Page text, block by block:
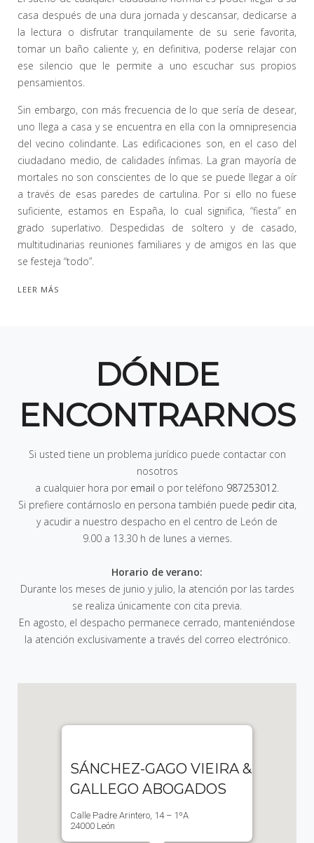
casa después de una dura jornada y descansar, dedicarse a
la lectura o disfrutar tranquilamente de su serie favorita,
tomar un baño caliente y, en definitiva, poderse relajar con
ese silencio que le permite a uno escuchar sus propios
pensamientos.
Sin embargo, con más frecuencia de lo que sería de desear,
uno llega a casa y se encuentra en ella con la omnipresencia
del vecino colindante. Las edificaciones son, en el caso del
ciudadano medio, de calidades ínfimas. La gran mayoría de
mortales no son conscientes de lo que se puede llegar a oír
a través de esas paredes de cartulina. Por si ello no fuese
suficiente, estamos en España, lo cual significa, “fiesta” en
grado superlativo. Despedidas de soltero y de casado,
multitudinarias reuniones familiares y de amigos en las que
se festeja “todo”.
LEER MÁS
DÓNDE
ENCONTRARNOS
Si usted tiene un problema jurídico puede contactar con
nosotros
a cualquier hora por email o por teléfono 987253012.
Si prefiere contárnoslo en persona también puede pedir cita,
y acudir a nuestro despacho en el centro de León de
9.00 a 13.30 h de lunes a viernes.
Horario de verano:
Durante los meses de junio y julio, la atención por las tardes
se realiza únicamente con cita previa.
En agosto, el despacho permanece cerrado, manteniéndose
la atención exclusivamente a través del correo electrónico.
SÁNCHEZ-GAGO VIEIRA &
GALLEGO ABOGADOS
Calle Padre Arintero, 14 – 1ºA
24000 León